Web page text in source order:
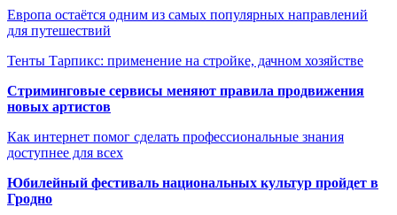
Европа остаётся одним из самых популярных направлений
для путешествий
Тенты Тарпикс: применение на стройке, дачном хозяйстве
Стриминговые сервисы меняют правила продвижения
новых артистов
Как интернет помог сделать профессиональные знания
доступнее для всех
Юбилейный фестиваль национальных культур пройдет в
Гродно